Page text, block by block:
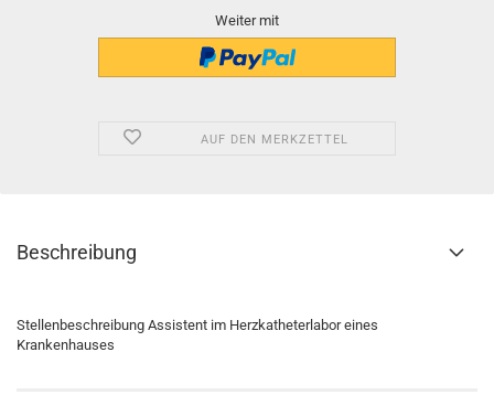
Weiter mit
AUF DEN MERKZETTEL
Beschreibung
Stellenbeschreibung Assistent im Herzkatheterlabor eines
Krankenhauses